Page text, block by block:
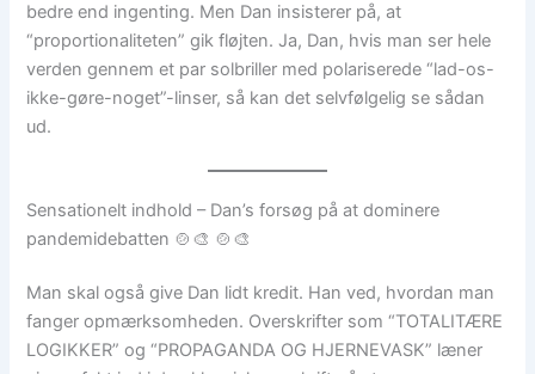
bedre end ingenting. Men Dan insisterer på, at
“proportionaliteten” gik fløjten. Ja, Dan, hvis man ser hele
verden gennem et par solbriller med polariserede “lad-os-
ikke-gøre-noget”-linser, så kan det selvfølgelig se sådan
ud.
Sensationelt indhold – Dan’s forsøg på at dominere
pandemidebatten 🍲🎨 🍲🎨
Man skal også give Dan lidt kredit. Han ved, hvordan man
fanger opmærksomheden. Overskrifter som “TOTALITÆRE
LOGIKKER” og “PROPAGANDA OG HJERNEVASK” læner